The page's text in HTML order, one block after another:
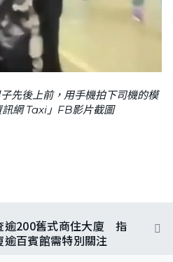
先後上前，用手機拍下司機的模
網 Taxi」FB影片截圖
逾200舊式商住大廈 指
逾百賓館需特別關注